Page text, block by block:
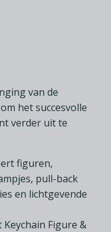
van de
het succesvolle
verder uit te
figuren,
pull-back
en lichtgevende
Figure &